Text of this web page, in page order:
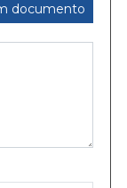
documento